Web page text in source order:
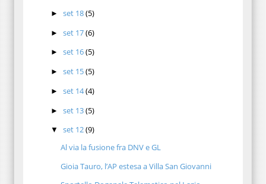
►set 18(5)
►set 17(6)
►set 16(5)
►set 15(5)
►set 14(4)
►set 13(5)
▼set 12(9)
Al via la fusione fra DNV e GL
Gioia Tauro, l’AP estesa a Villa San Giovanni